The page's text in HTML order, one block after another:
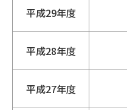
平成29年度
平成28年度
平成27年度